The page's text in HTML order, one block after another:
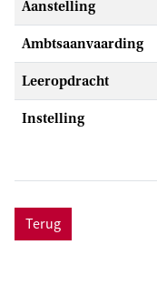
Aanstelling
Ambtsaanvaarding
Leeropdracht
Instelling
Terug